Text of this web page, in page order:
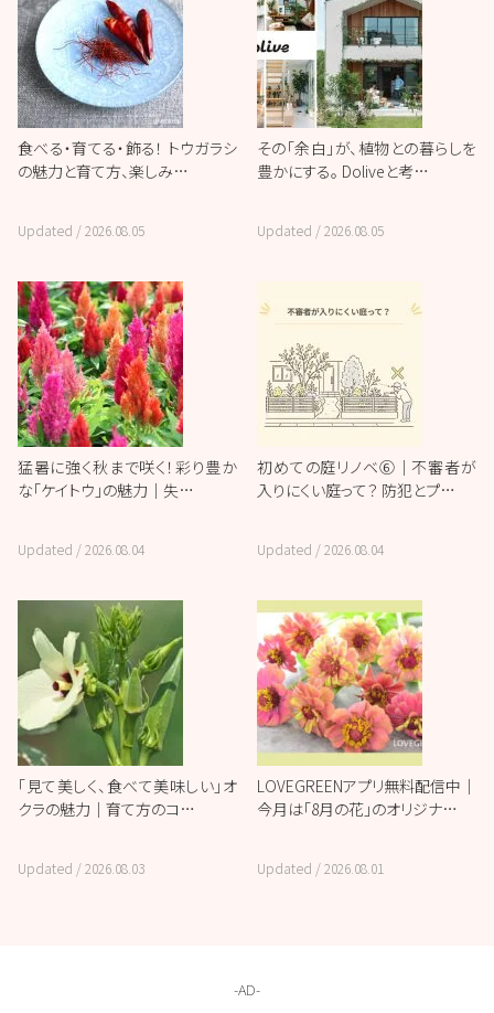
食べる・育てる・飾る！ トウガラシ
の魅力と育て方、楽しみ…
Updated /2026.08.05
その「余白」が、植物との暮らしを
豊かにする。 Doliveと考…
Updated /2026.08.05
猛暑に強く秋まで咲く！彩り豊か
な「ケイトウ」の魅力｜失…
Updated /2026.08.04
初めての庭リノベ⑥｜不審者が
入りにくい庭って？ 防犯とプ…
Updated /2026.08.04
「見て美しく、食べて美味しい」オ
クラの魅力｜育て方のコ…
Updated /2026.08.03
LOVEGREENアプリ無料配信中｜
今月は「8月の花」のオリジナ…
Updated /2026.08.01